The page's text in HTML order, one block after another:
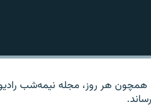
هر روز، مجله نیمه‌شب رادیو